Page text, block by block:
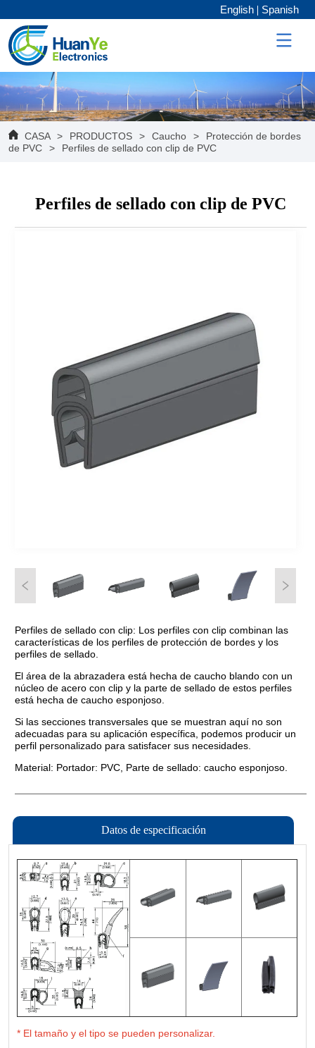
English Spanish
CASA > PRODUCTOS > Caucho >
Protección de bordes
de PVC
> Perfiles de sellado con clip de PVC
Perfiles de sellado con clip de PVC
Datos de especificación